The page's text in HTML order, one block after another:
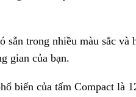
sẵn trong nhiều màu sắc
gian của bạn.
biến của tấm Compact là